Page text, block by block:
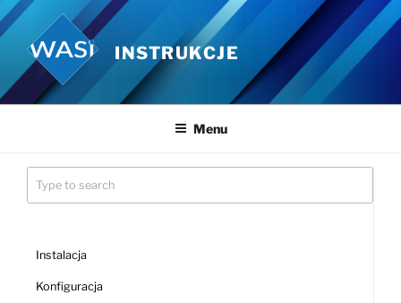
Przejdź
do
treści
INSTRUKCJE
Menu
Instalacja
Konfiguracja